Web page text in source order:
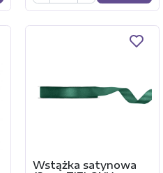
Wstążka satynowa